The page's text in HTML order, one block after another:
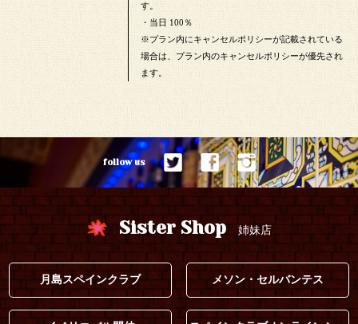
す。
・当日 100％
※プラン内にキャンセルポリシーが記載されている
場合は、プラン内のキャンセルポリシーが優先され
ます。
follow us
Sister Shop 姉妹店
月島スペインクラブ メソン・セルバンテス